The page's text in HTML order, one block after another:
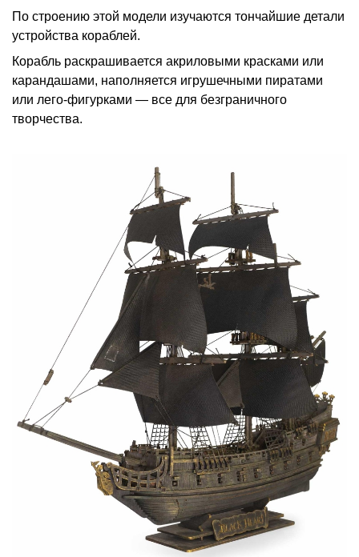
По строению этой модели изучаются тончайшие детали
устройства кораблей.
Корабль раскрашивается акриловыми красками или
карандашами, наполняется игрушечными пиратами
или лего-фигурками — все для безграничного
творчества.